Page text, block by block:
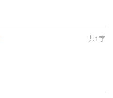
共1字